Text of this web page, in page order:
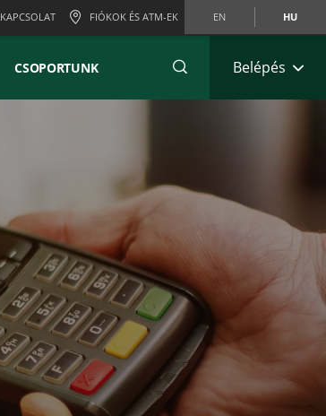
KAPCSOLAT FIÓKOK ÉS ATM-EK EN HU
CSOPORTUNK Belépés